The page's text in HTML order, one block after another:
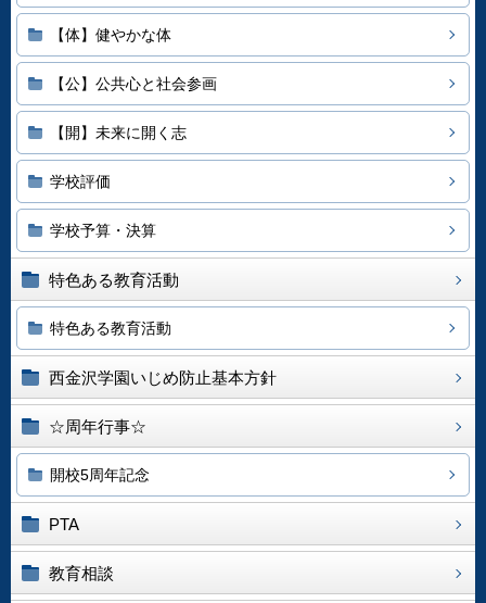
【体】健やかな体
【公】公共心と社会参画
【開】未来に開く志
学校評価
学校予算・決算
特色ある教育活動
特色ある教育活動
西金沢学園いじめ防止基本方針
☆周年行事☆
開校5周年記念
PTA
教育相談